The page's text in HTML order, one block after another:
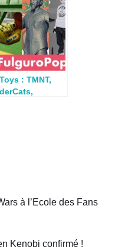
: TMNT,
à l’Ecole des Fans
Kenobi confirmé !